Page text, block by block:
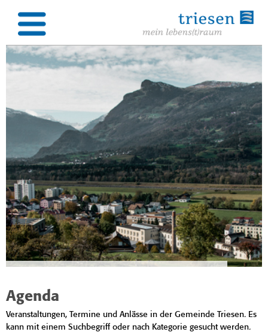
Agenda
Veranstaltungen, Termine und Anlässe in der Gemeinde Triesen. Es
kann mit einem Suchbegriff oder nach Kategorie gesucht werden.